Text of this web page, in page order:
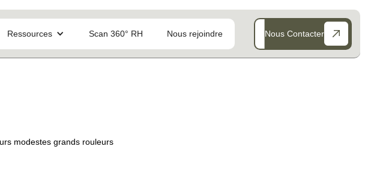
Ressources Scan 360° RH Nous rejoindre Nous Contacter
modestes grands rouleurs